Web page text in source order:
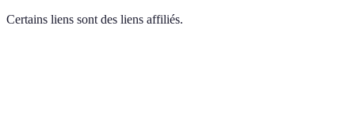
Certains liens sont des liens affiliés.